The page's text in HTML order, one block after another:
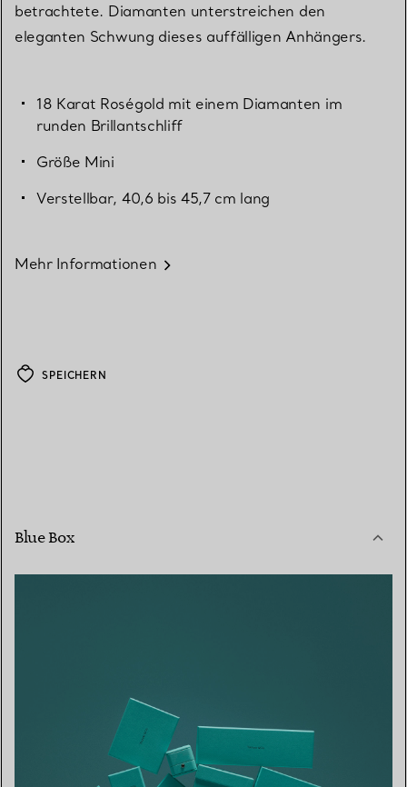
betrachtete. Diamanten unterstreichen den
eleganten Schwung dieses auffälligen Anhängers.
18 Karat Roségold mit einem Diamanten im
runden Brillantschliff
Größe Mini
Verstellbar, 40,6 bis 45,7 cm lang
Mehr Informationen
SPEICHERN
Blue Box